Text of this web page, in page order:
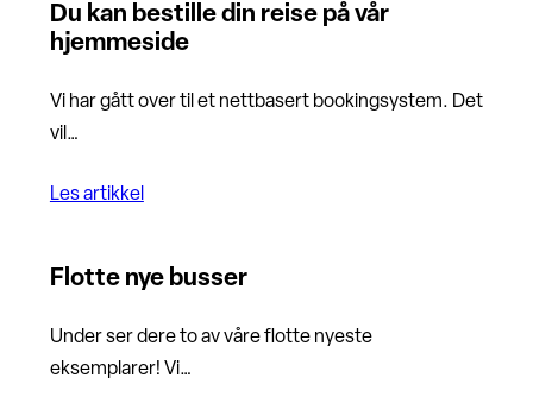
Du kan bestille din reise på vår
hjemmeside
Vi har gått over til et nettbasert bookingsystem. Det
vil…
Les artikkel
Flotte nye busser
Under ser dere to av våre flotte nyeste
eksemplarer! Vi…